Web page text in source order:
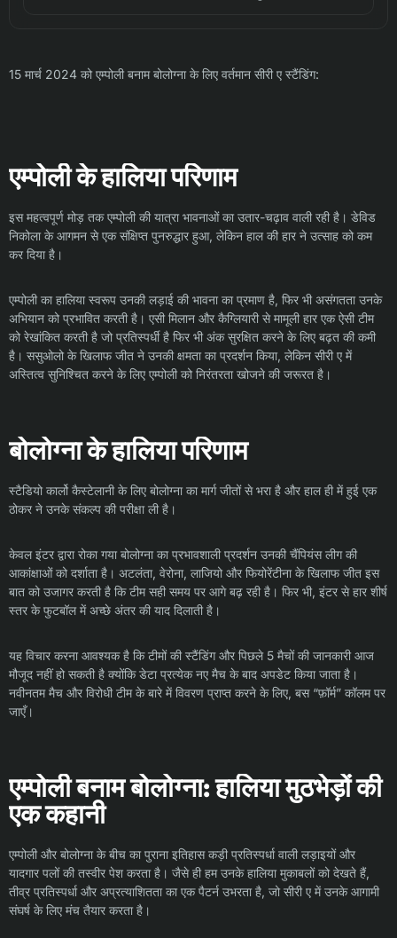
15 मार्च 2024 को एम्पोली बनाम बोलोग्ना के लिए वर्तमान सीरी ए स्टैंडिंग:
एम्पोली के हालिया परिणाम
इस महत्वपूर्ण मोड़ तक एम्पोली की यात्रा भावनाओं का उतार-चढ़ाव वाली रही है। डेविड
निकोला के आगमन से एक संक्षिप्त पुनरुद्धार हुआ, लेकिन हाल की हार ने उत्साह को कम
कर दिया है।
एम्पोली का हालिया स्वरूप उनकी लड़ाई की भावना का प्रमाण है, फिर भी असंगतता उनके
अभियान को प्रभावित करती है। एसी मिलान और कैग्लियारी से मामूली हार एक ऐसी टीम
को रेखांकित करती है जो प्रतिस्पर्धी है फिर भी अंक सुरक्षित करने के लिए बढ़त की कमी
है। ससुओलो के खिलाफ जीत ने उनकी क्षमता का प्रदर्शन किया, लेकिन सीरी ए में
अस्तित्व सुनिश्चित करने के लिए एम्पोली को निरंतरता खोजने की जरूरत है।
बोलोग्ना के हालिया परिणाम
स्टैडियो कार्लो कैस्टेलानी के लिए बोलोग्ना का मार्ग जीतों से भरा है और हाल ही में हुई एक
ठोकर ने उनके संकल्प की परीक्षा ली है।
केवल इंटर द्वारा रोका गया बोलोग्ना का प्रभावशाली प्रदर्शन उनकी चैंपियंस लीग की
आकांक्षाओं को दर्शाता है। अटलंता, वेरोना, लाजियो और फियोरेंटीना के खिलाफ जीत इस
बात को उजागर करती है कि टीम सही समय पर आगे बढ़ रही है। फिर भी, इंटर से हार शीर्ष
स्तर के फुटबॉल में अच्छे अंतर की याद दिलाती है।
यह विचार करना आवश्यक है कि टीमों की स्टैंडिंग और पिछले 5 मैचों की जानकारी आज
मौजूद नहीं हो सकती है क्योंकि डेटा प्रत्येक नए मैच के बाद अपडेट किया जाता है।
नवीनतम मैच और विरोधी टीम के बारे में विवरण प्राप्त करने के लिए, बस “फ़ॉर्म” कॉलम पर
जाएँ।
एम्पोली बनाम बोलोग्ना: हालिया मुठभेड़ों की
एक कहानी
एम्पोली और बोलोग्ना के बीच का पुराना इतिहास कड़ी प्रतिस्पर्धा वाली लड़ाइयों और
यादगार पलों की तस्वीर पेश करता है। जैसे ही हम उनके हालिया मुकाबलों को देखते हैं,
तीव्र प्रतिस्पर्धा और अप्रत्याशितता का एक पैटर्न उभरता है, जो सीरी ए में उनके आगामी
संघर्ष के लिए मंच तैयार करता है।